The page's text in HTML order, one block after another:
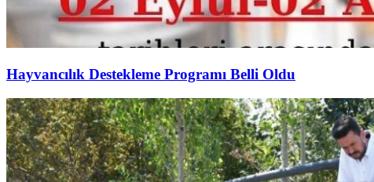
Hayvancılık Destekleme Programı Belli Oldu